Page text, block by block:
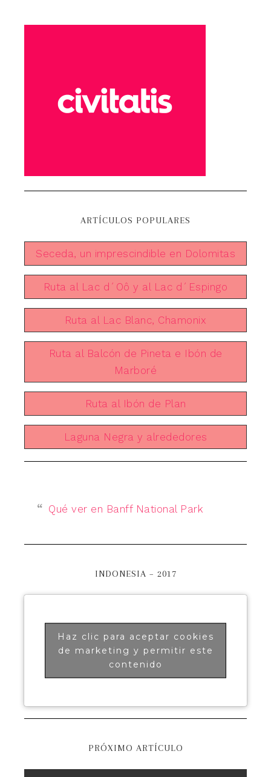
ARTÍCULOS POPULARES
Seceda, un imprescindible en Dolomitas
Ruta al Lac d´Oô y al Lac d´Espingo
Ruta al Lac Blanc, Chamonix
Ruta al Balcón de Pineta e Ibón de
Marboré
Ruta al Ibón de Plan
Laguna Negra y alrededores
Qué ver en Banff National Park
INDONESIA – 2017
Haz clic para aceptar cookies
de marketing y permitir este
contenido
PRÓXIMO ARTÍCULO